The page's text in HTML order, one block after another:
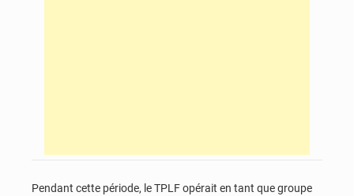
Pendant cette période, le TPLF opérait en tant que groupe